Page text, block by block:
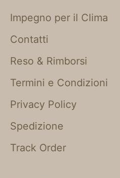
Impegno per il Clima
Contatti
Reso & Rimborsi
Termini e Condizioni
Privacy Policy
Spedizione
Track Order